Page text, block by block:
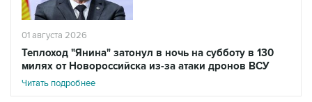
01 августа 2026
Теплоход "Янина" затонул в ночь на субботу в 130
милях от Новороссийска из-за атаки дронов ВСУ
Читать подробнее
"На собрании профсоюзной организации